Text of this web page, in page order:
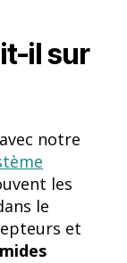
il sur
notre
les
le
et